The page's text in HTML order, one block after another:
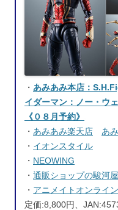
・ あみあみ本店：
イダーマン：ノー・ウ
《０８月予約》
・ あみあみ楽天店
あ
・ イオンスタイル
・ NEOWING
・ 通販ショップの駿河屋
・ アニメイトオンライ
定価:8,800円、